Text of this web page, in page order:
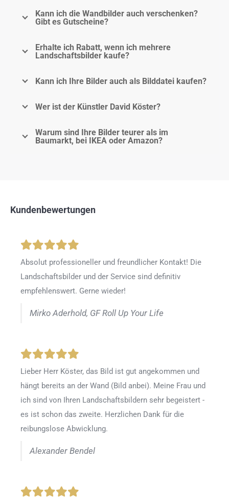
Kann ich die Wandbilder auch verschenken?
Gibt es Gutscheine?
Erhalte ich Rabatt, wenn ich mehrere
Landschaftsbilder kaufe?
Kann ich Ihre Bilder auch als Bilddatei kaufen?
Wer ist der Künstler David Köster?
Warum sind Ihre Bilder teurer als im
Baumarkt, bei IKEA oder Amazon?
Kundenbewertungen
Absolut professioneller und freundlicher Kontakt! Die
Landschaftsbilder und der Service sind definitiv
empfehlenswert. Gerne wieder!
Mirko Aderhold, GF Roll Up Your Life
Lieber Herr Köster, das Bild ist gut angekommen und
hängt bereits an der Wand (Bild anbei). Meine Frau und
ich sind von Ihren Landschaftsbildern sehr begeistert -
es ist schon das zweite. Herzlichen Dank für die
reibungslose Abwicklung.
Alexander Bendel